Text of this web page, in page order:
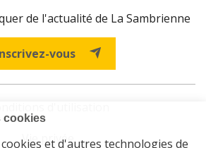
de l'actualité de La Sambrienne
vous
Vie privée